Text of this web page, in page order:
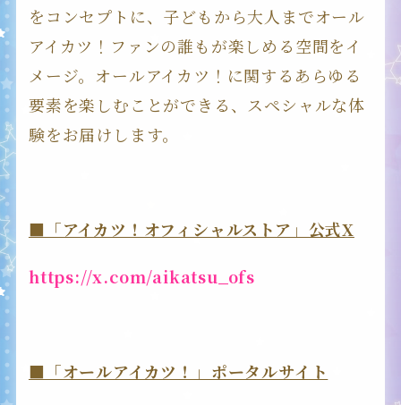
をコンセプトに、子どもから大人までオール
アイカツ！ファンの誰もが楽しめる空間をイ
メージ。オールアイカツ！に関するあらゆる
要素を楽しむことができる、スペシャルな体
験をお届けします。
■「アイカツ！オフィシャルストア」公式X
https://x.com/aikatsu_ofs
■「オールアイカツ！」ポータルサイト